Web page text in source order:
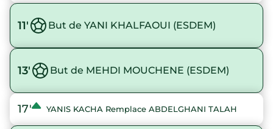
11' But de YANI KHALFAOUI (ESDEM)
13' But de MEHDI MOUCHENE (ESDEM)
17' YANIS KACHA Remplace ABDELGHANI TALAH